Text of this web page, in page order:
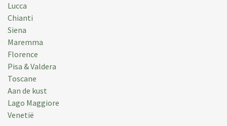
night, still Margharita was there to welcome us even
at that hour. Stunning views, quiet, nice pool,
beautiful gardens, well equiped house and non
intrusive cleaning staff. Positioned 2 min. from the
centre of Radda, where you find all the foodshops
and restaurants you'll need. For groceries I'd advise
Porciatti in the centre of Radda. For tasting the real
Tuscany, go to Bar-Ucci in Volpaia, a ten minute drive
from the house. You don't need to travel any dirt
roads to get to the house, pretty special in Tuscany.
Lucca
Chianti
Siena
Maremma
Florence
Pisa & Valdera
Toscane
Aan de kust
Lago Maggiore
Venetië